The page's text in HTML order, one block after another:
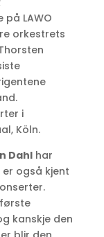
LAWO
orkestrets
i
Köln.
Dahlhar
også kjent
kanskje den